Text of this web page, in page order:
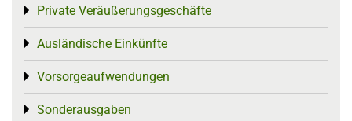
Private Veräußerungsgeschäfte
Toggle menu
Ausländische Einkünfte
Toggle menu
Vorsorgeaufwendungen
Toggle menu
Sonderausgaben
Toggle menu